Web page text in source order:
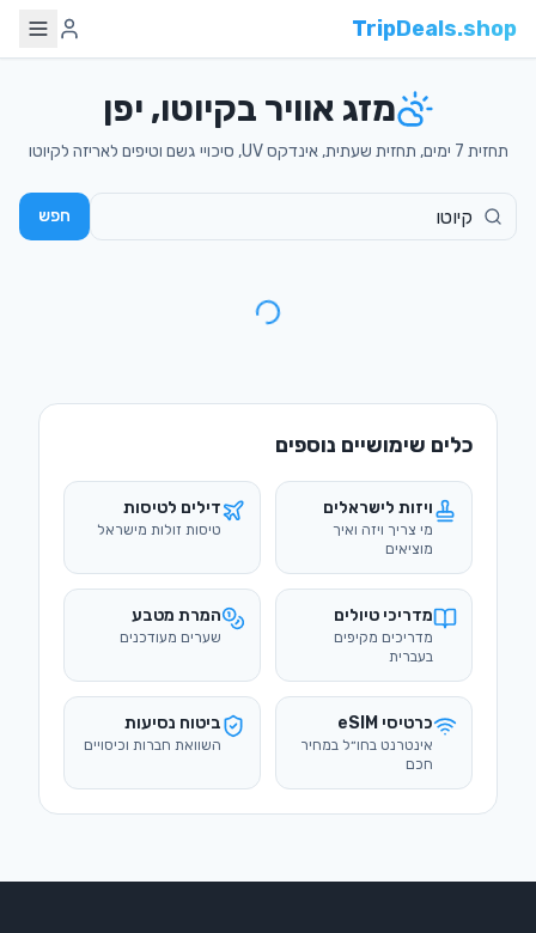
TripDeals.shop
מזג אוויר בקיוטו, יפן
תחזית 7 ימים, תחזית שעתית, אינדקס UV, סיכויי גשם וטיפים לאריזה לקיוטו
חפש
כלים שימושיים נוספים
מי צריך ויזה ואיך
טיסות זולות מישראל
מדריכים מקיפים
בעברית
שערים מעודכנים
אינטרנט בחו״ל במחיר
חכם
השוואת חברות וכיסויים